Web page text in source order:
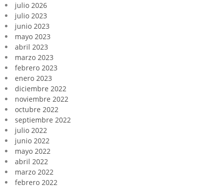
julio 2026
julio 2023
junio 2023
mayo 2023
abril 2023
marzo 2023
febrero 2023
enero 2023
diciembre 2022
noviembre 2022
octubre 2022
septiembre 2022
julio 2022
junio 2022
mayo 2022
abril 2022
marzo 2022
febrero 2022